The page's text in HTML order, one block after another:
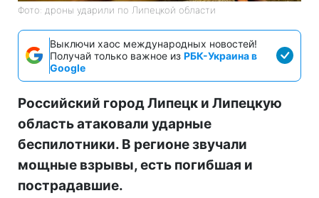
Фото: дроны ударили по Липецкой области
Выключи хаос международных новостей!
Получай только важное из РБК-Украина в
Google
Российский город Липецк и Липецкую
область атаковали ударные
беспилотники. В регионе звучали
мощные взрывы, есть погибшая и
пострадавшие.